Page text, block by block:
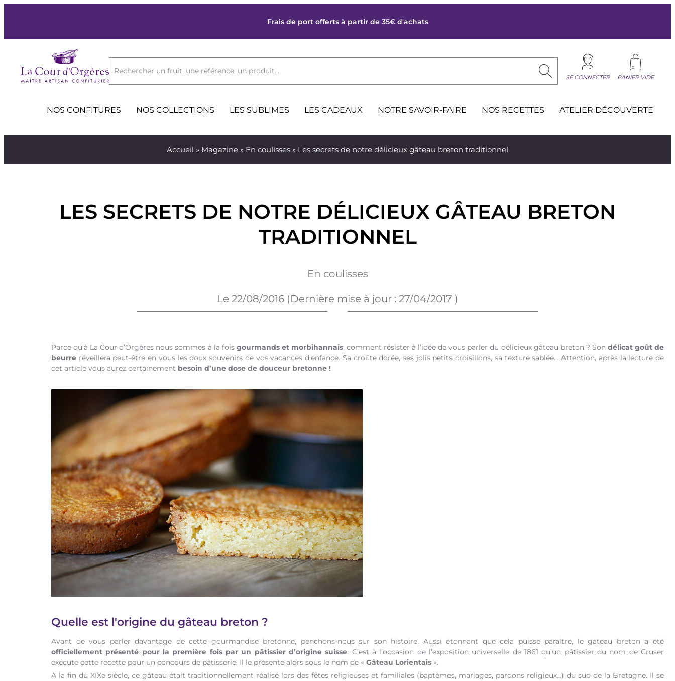
Frais de port offerts à partir de 35€ d'achats
Rechercher un fruit, une référence, un produit...
SE CONNECTER PANIER VIDE
NOS CONFITURES NOS COLLECTIONS LES SUBLIMES LES CADEAUX NOTRE SAVOIR-FAIRE NOS RECETTES ATELIER DÉCOUVERTE
Accueil » Magazine » En coulisses » Les secrets de notre délicieux gâteau breton traditionnel
LES SECRETS DE NOTRE DÉLICIEUX GÂTEAU BRETON
TRADITIONNEL
En coulisses
Le 22/08/2016 (Dernière mise à jour : 27/04/2017 )
Parce qu’à La Cour d’Orgères nous sommes à la fois gourmands et morbihannais, comment résister à l’idée de vous parler du délicieux gâteau breton ? Son délicat goût de
beurre réveillera peut-être en vous les doux souvenirs de vos vacances d’enfance. Sa croûte dorée, ses jolis petits croisillons, sa texture sablée… Attention, après la lecture de
cet article vous aurez certainement besoin d’une dose de douceur bretonne !
Quelle est l'origine du gâteau breton ?
Avant de vous parler davantage de cette gourmandise bretonne, penchons-nous sur son histoire. Aussi étonnant que cela puisse paraître, le gâteau breton a été
officiellement présenté pour la première fois par un pâtissier d’origine suisse. C’est à l’occasion de l’exposition universelle de 1861 qu’un pâtissier du nom de Cruser
exécute cette recette pour un concours de pâtisserie. Il le présente alors sous le nom de « Gâteau Lorientais ».
A la fin du XIXe siècle, ce gâteau était traditionnellement réalisé lors des fêtes religieuses et familiales (baptèmes, mariages, pardons religieux...) du sud de la Bretagne. Il se